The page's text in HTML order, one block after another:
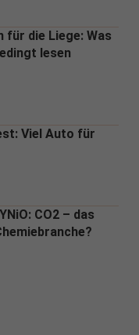
für die Liege: Was
lesen
Viel Auto für
CO2 – das